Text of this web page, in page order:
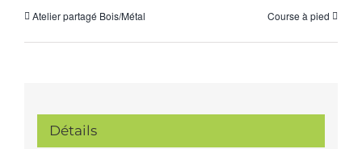
Atelier partagé Bois/Métal Course à pied
Détails